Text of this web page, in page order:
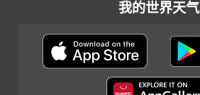
我的世界天气